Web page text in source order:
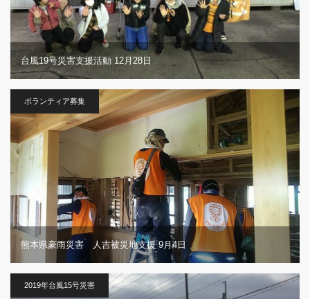
台風19号災害支援活動 12月28日
ボランティア募集
熊本県豪雨災害 人吉被災地支援 9月4日
2019年台風15号災害